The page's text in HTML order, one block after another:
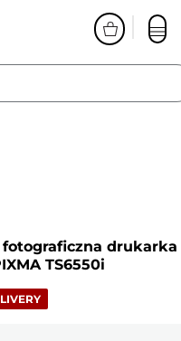
drukarka
TS6550i